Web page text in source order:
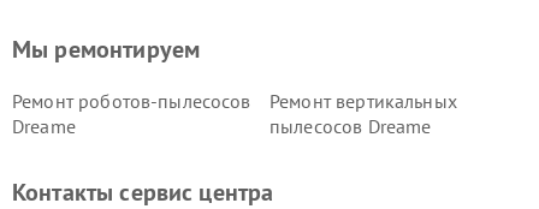
Мы ремонтируем
Ремонт роботов-пылесосов
Dreame
Ремонт вертикальных
пылесосов Dreame
Контакты сервис центра